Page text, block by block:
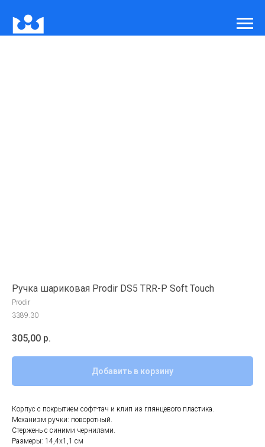
Ручка шариковая Prodir DS5 TRR-P Soft Touch
Prodir
3389.30
305,00 р.
Добавить в корзину
Корпус с покрытием софт-тач и клип из глянцевого пластика.
Механизм ручки: поворотный.
Стержень с синими чернилами.
Размеры: 14,4х1,1 см